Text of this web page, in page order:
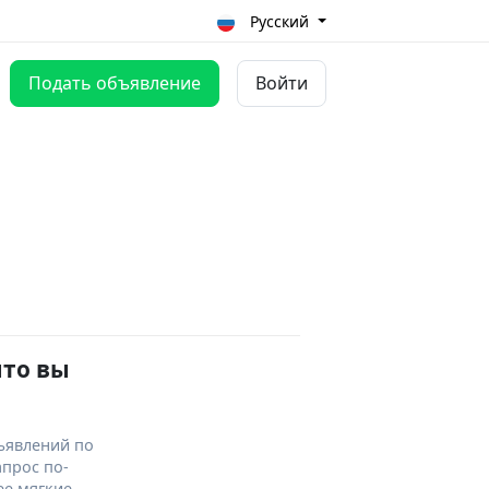
Русский
Подать объявление Войти
вы
по
по-